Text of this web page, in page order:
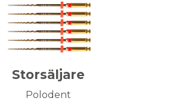
Storsäljare
Polodent